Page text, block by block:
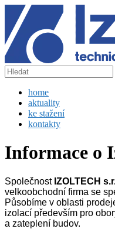
content
IZOLTECH
s.r.o.
technické
izolace
zateplení
budov
Menu
home
aktuality
ke stažení
kontakty
Informace o
Společnost IZOLTECH
velkoobchodní firma se
Působíme v oblasti
izolací především pro
a zateplení budov.